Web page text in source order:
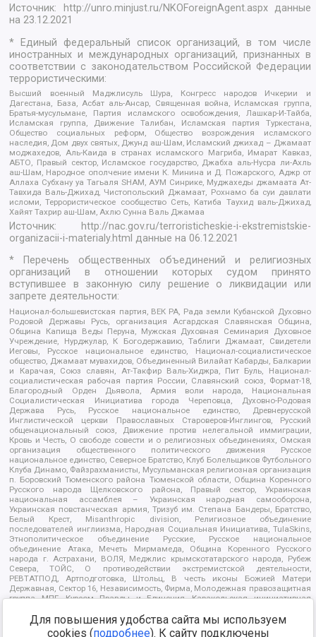
Источник: http://unro.minjust.ru/NKOForeignAgent.aspxданные
на23.12.2021
* Единый федеральный список организаций, в том числе
иностранных и международных организаций, признанных в
соответствии с законодательством Российской Федерации
террористическими:
Высший военный Маджлисуль Шура, Конгресс народов Ичкерии и
Дагестана, База, Асбат аль-Ансар, Священная война, Исламская группа,
Братья-мусульмане, Партия исламского освобождения, Лашкар-И-Тайба,
Исламская группа, Движение Талибан, Исламская партия Туркестана,
Общество социальных реформ, Общество возрождения исламского
наследия, Дом двух святых, Джунд аш-Шам, Исламский джихад – Джамаат
моджахедов, Аль-Каида в странах исламского Магриба, Имарат Кавказ,
АБТО, Правый сектор, Исламское государство, Джабха аль-Нусра ли-Ахль
аш-Шам, Народное ополчение имени К. Минина и Д. Пожарского, Аджр от
Аллаха Субхану уа Тагьаля SHAM, АУМ Синрике, Муджахеды джамаата Ат-
Тавхида Валь-Джихад, Чистопольский Джамаат, Рохнамо ба суи давлати
исломи, Террористическое сообщество Сеть, Катиба Таухид валь-Джихад,
Хайят Тахрир аш-Шам, Ахлю Сунна Валь Джамаа
Источник:
http://nac.gov.ru/terroristicheskie-i-ekstremistskie-
organizacii-i-materialy.html данные на06.12.2021
* Перечень общественных объединений и религиозных
организаций в отношении которых судом принято
вступившее в законную силу решение о ликвидации или
запрете деятельности:
Национал-большевистская партия, ВЕК РА, Рада земли Кубанской Духовно
Родовой Державы Русь, организация Асгардская Славянская Община,
Община Капища Веды Перуна, Мужская Духовная Семинария Духовное
Учреждение, Нурджулар, К Богодержавию, Таблиги Джамаат, Свидетели
Иеговы, Русское национальное единство, Национал-социалистическое
общество, Джамаат мувахидов, Объединенный Вилайат Кабарды, Балкарии
и Карачая, Союз славян, Ат-Такфир Валь-Хиджра, Пит Буль, Национал-
социалистическая рабочая партия России, Славянский союз, Формат-18,
Благородный Орден Дьявола, Армия воли народа, Национальная
Социалистическая Инициатива города Череповца, Духовно-Родовая
Держава Русь, Русское национальное единство, Древнерусской
Инглистической церкви Православных Староверов-Инглингов, Русский
общенациональный союз, Движение против нелегальной иммиграции,
Кровь и Честь, О свободе совести и о религиозных объединениях, Омская
организация общественного политического движения Русское
национальное единство, Северное Братство, Клуб Болельщиков Футбольного
Клуба Динамо, Файзрахманисты, Мусульманская религиозная организация
п. Боровский Тюменского района Тюменской области, Община Коренного
Русского народа Щелковского района, Правый сектор, Украинская
национальная ассамблея – Украинская народная самооборона,
Украинская повстанческая армия, Тризуб им. Степана Бандеры, Братство,
Белый Крест, Misanthropic division, Религиозное объединение
последователей инглиизма, Народная Социальная Инициатива, TulaSkins,
Этнополитическое объединение Русские, Русское национальное
объединение Атака, Мечеть Мирмамеда, Община Коренного Русского
народа г. Астрахани, ВОЛЯ, Меджлис крымскотатарского народа, Рубеж
Севера, ТОЙС, О противодействии экстремистской деятельности,
РЕВТАТПОД, Артподготовка, Штольц, В честь иконы Божией Матери
Державная, Сектор 16, Независимость, Фирма, Молодежная правозащитная
группа МПГ, Курсом Правды и Единения, Каракольская инициативная
Благотворительный пансионат Ак Умут, Русская республика Русь,
Арестантское уголовное единство, Башкорт, Нация и свобода, W.H.С., Фалунь
Для повышения удобства сайта мы используем
cookies (подробнее). К сайту подключены